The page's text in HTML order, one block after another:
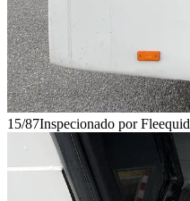
15/87Inspecionado por Fleequid